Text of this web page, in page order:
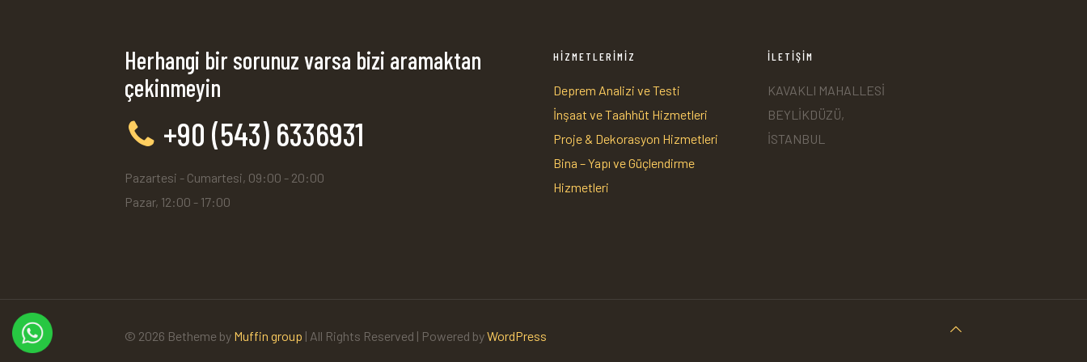
Herhangi bir sorunuz varsa bizi aramaktan
çekinmeyin
+90 (543) 6336931
Pazartesi - Cumartesi, 09:00 - 20:00
Pazar, 12:00 - 17:00
HİZMETLERİMİZ
Deprem Analizi ve Testi
İnşaat ve Taahhüt Hizmetleri
Proje & Dekorasyon Hizmetleri
Bina – Yapı ve Güçlendirme
Hizmetleri
İLETİŞİM
KAVAKLI MAHALLESİ
BEYLİKDÜZÜ,
İSTANBUL
© 2026 Betheme by Muffin group | All Rights Reserved | Powered byWordPress